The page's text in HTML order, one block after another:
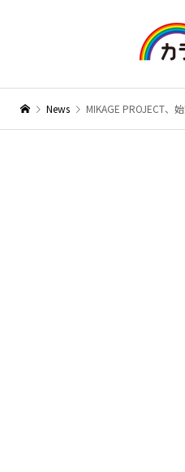
News MIKAGE PROJECT、始動